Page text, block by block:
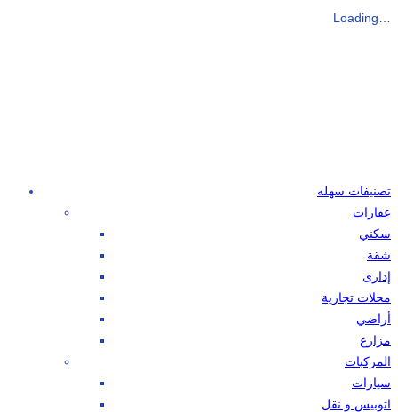
Loading…
تصنيفات سهله
عقارات
سكني
شقة
إدارى
محلات تجارية
أراضي
مزارع
المركبات
سيارات
اتوبيس و نقل